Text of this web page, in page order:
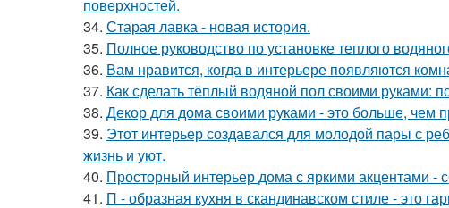
поверхностей.
34. Старая лавка - новая история.
35. Полное руководство по установке теплого
36. Вам нравится, когда в интерьере появляются
37. Как сделать тёплый водяной пол своими руками:
38. Декор для дома своими руками - это больше, чем
39. Этот интерьер создавался для молодой пары с
жизнь и уют.
40. Просторный интерьер дома с яркими акцентами -
41. П - образная кухня в скандинавском стиле - это